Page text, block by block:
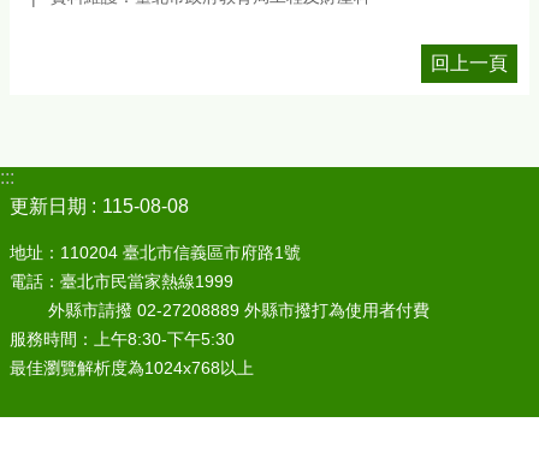
回上一頁
:::
更新日期
115-08-08
地址：110204 臺北市信義區市府路1號
電話：臺北市民當家熱線1999
外縣市請撥 02-27208889 外縣市撥打為使用者付費
服務時間：上午8:30-下午5:30
最佳瀏覽解析度為1024x768以上